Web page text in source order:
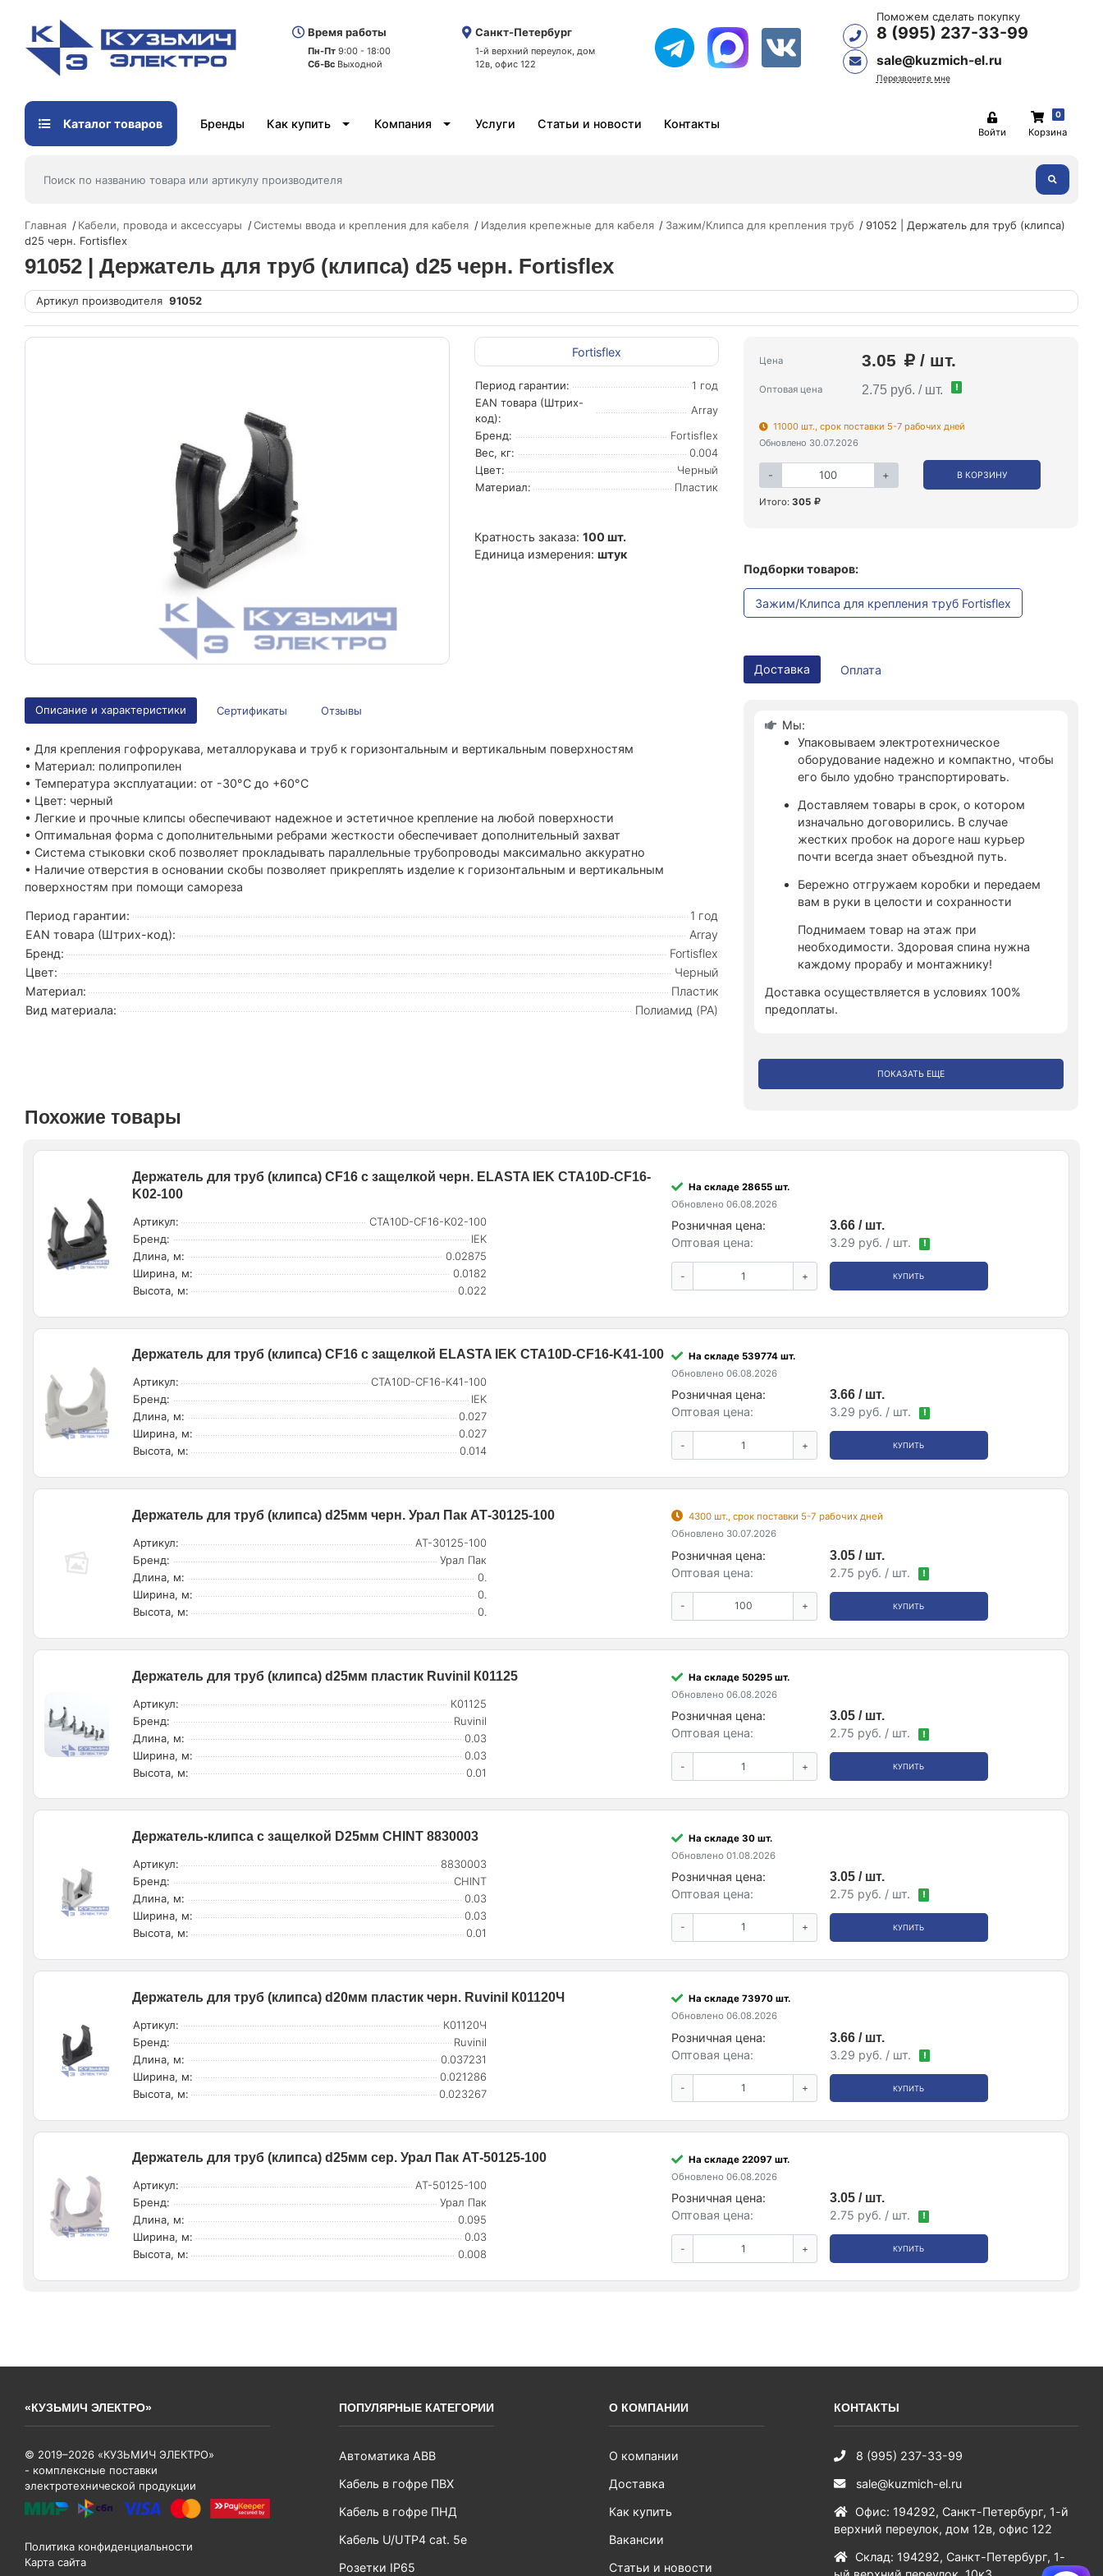
Время работы
Пн-Пт 9:00 - 18:00
Сб-Вс Выходной
Санкт-Петербург
1-й верхний переулок, дом
12в, офис 122
Поможем сделать покупку
8 (995) 237-33-99
sale@kuzmich-el.ru
Перезвоните мне
Каталог товаров Бренды Как купить Компания Услуги Статьи и новости Контакты
Войти
0
Корзина
Главная Кабели, провода и аксессуары Системы ввода и крепления для кабеля Изделия крепежные для кабеля Зажим/Клипса для крепления труб
91052 | Держатель для труб (клипса)
d25 черн. Fortisflex
91052 | Держатель для труб (клипса) d25 черн. Fortisflex
Артикул производителя 91052
Fortisflex
Период гарантии:
1 год
EAN товара (Штрих-
код):
Array
Бренд:
Fortisflex
Вес, кг:
0.004
Цвет:
Черный
Материал:
Пластик
Кратность заказа: 100 шт.
Единица измерения: штук
Цена 3.05 / шт.
Оптовая цена 2.75 руб. / шт. !
11000 шт., срок поставки 5-7 рабочих дней
Обновлено 30.07.2026
- + В КОРЗИНУ
Итого: 305
Подборки товаров:
Зажим/Клипса для крепления труб Fortisflex
Доставка Оплата
Мы:
Упаковываем электротехническое
оборудование надежно и компактно, чтобы
его было удобно транспортировать.
Доставляем товары в срок, о котором
изначально договорились. В случае
жестких пробок на дороге наш курьер
почти всегда знает объездной путь.
Бережно отгружаем коробки и передаем
вам в руки в целости и сохранности
Поднимаем товар на этаж при
необходимости. Здоровая спина нужна
каждому прорабу и монтажнику!
Доставка осуществляется в условиях 100%
предоплаты.
ПОКАЗАТЬ ЕЩЕ
Описание и характеристики Сертификаты Отзывы
• Для крепления гофрорукава, металлорукава и труб к горизонтальным и вертикальным поверхностям
• Материал: полипропилен
• Температура эксплуатации: от -30°С до +60°С
• Цвет: черный
• Легкие и прочные клипсы обеспечивают надежное и эстетичное крепление на любой поверхности
• Оптимальная форма с дополнительными ребрами жесткости обеспечивает дополнительный захват
• Система стыковки скоб позволяет прокладывать параллельные трубопроводы максимально аккуратно
• Наличие отверстия в основании скобы позволяет прикреплять изделие к горизонтальным и вертикальным
поверхностям при помощи самореза
Период гарантии:
1 год
EAN товара (Штрих-код):
Array
Бренд:
Fortisflex
Цвет:
Черный
Материал:
Пластик
Вид материала:
Полиамид (PA)
Похожие товары
Держатель для труб (клипса) CF16 с защелкой черн. ELASTA IEK CTA10D-CF16-
K02-100
Артикул:
CTA10D-CF16-K02-100
Бренд:
IEK
Длина, м:
0.02875
Ширина, м:
0.0182
Высота, м:
0.022
На складе 28655 шт.
Обновлено 06.08.2026
Розничная цена:
3.66 / шт.
Оптовая цена:
3.29 руб. / шт. !
- + КУПИТЬ
Держатель для труб (клипса) CF16 с защелкой ELASTA IEK CTA10D-CF16-K41-100
Артикул:
CTA10D-CF16-K41-100
Бренд:
IEK
Длина, м:
0.027
Ширина, м:
0.027
Высота, м:
0.014
На складе 539774 шт.
Обновлено 06.08.2026
Розничная цена:
3.66 / шт.
Оптовая цена:
3.29 руб. / шт. !
- + КУПИТЬ
Держатель для труб (клипса) d25мм черн. Урал Пак АТ-30125-100
Артикул:
АТ-30125-100
Бренд:
Урал Пак
Длина, м:
0.
Ширина, м:
0.
Высота, м:
0.
4300 шт., срок поставки 5-7 рабочих дней
Обновлено 30.07.2026
Розничная цена:
3.05 / шт.
Оптовая цена:
2.75 руб. / шт. !
- + КУПИТЬ
Держатель для труб (клипса) d25мм пластик Ruvinil К01125
Артикул:
К01125
Бренд:
Ruvinil
Длина, м:
0.03
Ширина, м:
0.03
Высота, м:
0.01
На складе 50295 шт.
Обновлено 06.08.2026
Розничная цена:
3.05 / шт.
Оптовая цена:
2.75 руб. / шт. !
- + КУПИТЬ
Держатель-клипса с защелкой D25мм CHINT 8830003
Артикул:
8830003
Бренд:
CHINT
Длина, м:
0.03
Ширина, м:
0.03
Высота, м:
0.01
На складе 30 шт.
Обновлено 01.08.2026
Розничная цена:
3.05 / шт.
Оптовая цена:
2.75 руб. / шт. !
- + КУПИТЬ
Держатель для труб (клипса) d20мм пластик черн. Ruvinil К01120Ч
Артикул:
К01120Ч
Бренд:
Ruvinil
Длина, м:
0.037231
Ширина, м:
0.021286
Высота, м:
0.023267
На складе 73970 шт.
Обновлено 06.08.2026
Розничная цена:
3.66 / шт.
Оптовая цена:
3.29 руб. / шт. !
- + КУПИТЬ
Держатель для труб (клипса) d25мм сер. Урал Пак АТ-50125-100
Артикул:
АТ-50125-100
Бренд:
Урал Пак
Длина, м:
0.095
Ширина, м:
0.03
Высота, м:
0.008
На складе 22097 шт.
Обновлено 06.08.2026
Розничная цена:
3.05 / шт.
Оптовая цена:
2.75 руб. / шт. !
- + КУПИТЬ
«КУЗЬМИЧ ЭЛЕКТРО»
© 2019–2026 «КУЗЬМИЧ ЭЛЕКТРО»
- комплексные поставки
электротехнической продукции
Политика конфиденциальности
Карта сайта
ПОПУЛЯРНЫЕ КАТЕГОРИИ
Автоматика ABB
Кабель в гофре ПВХ
Кабель в гофре ПНД
Кабель U/UTP4 cat. 5e
Розетки IP65
О КОМПАНИИ
О компании
Доставка
Как купить
Вакансии
Статьи и новости
КОНТАКТЫ
8 (995) 237-33-99
sale@kuzmich-el.ru
Офис: 194292, Санкт-Петербург, 1-й
верхний переулок, дом 12в, офис 122
Склад: 194292, Санкт-Петербург, 1-